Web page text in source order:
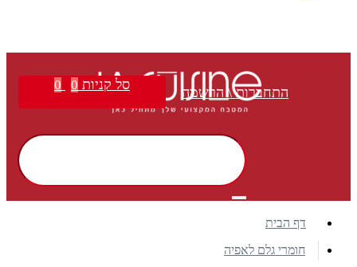
התחברות \ הרשמה סל קניות 0
0
דף הבית
חומרי גלם לאפיה